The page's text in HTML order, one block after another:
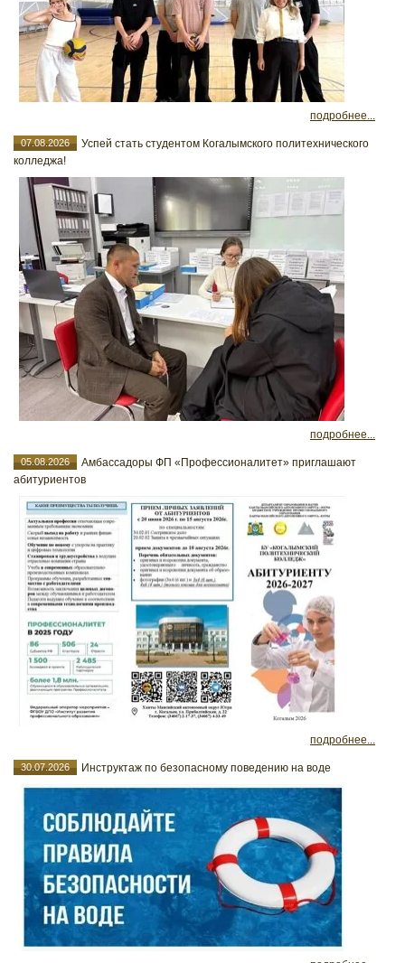
подробнее...
07.08.2026
Успей стать студентом Когалымского политехнического
колледжа!
подробнее...
05.08.2026
Амбассадоры ФП «Профессионалитет» приглашают
абитуриентов
подробнее...
30.07.2026 Инструктаж по безопасному поведению на воде